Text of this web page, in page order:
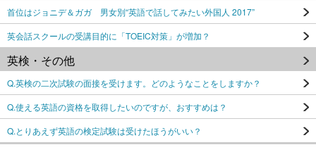
首位はジョニデ＆ガガ 男女別“英語で話してみたい外国人 2017”
英会話スクールの受講目的に「TOEIC対策」が増加？
英検・その他
Q.英検の二次試験の面接を受けます。どのようなことをしますか？
Q.使える英語の資格を取得したいのですが、おすすめは？
Q.とりあえず英語の検定試験は受けたほうがいい？